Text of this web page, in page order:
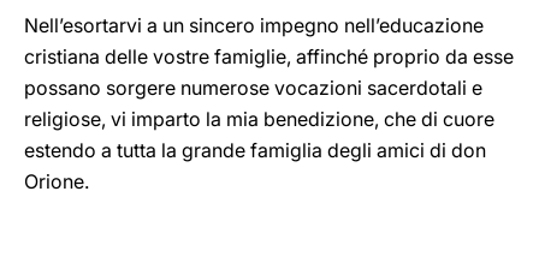
Nell’esortarvi a un sincero impegno nell’educazione
cristiana delle vostre famiglie, affinché proprio da esse
possano sorgere numerose vocazioni sacerdotali e
religiose, vi imparto la mia benedizione, che di cuore
estendo a tutta la grande famiglia degli amici di don
Orione.